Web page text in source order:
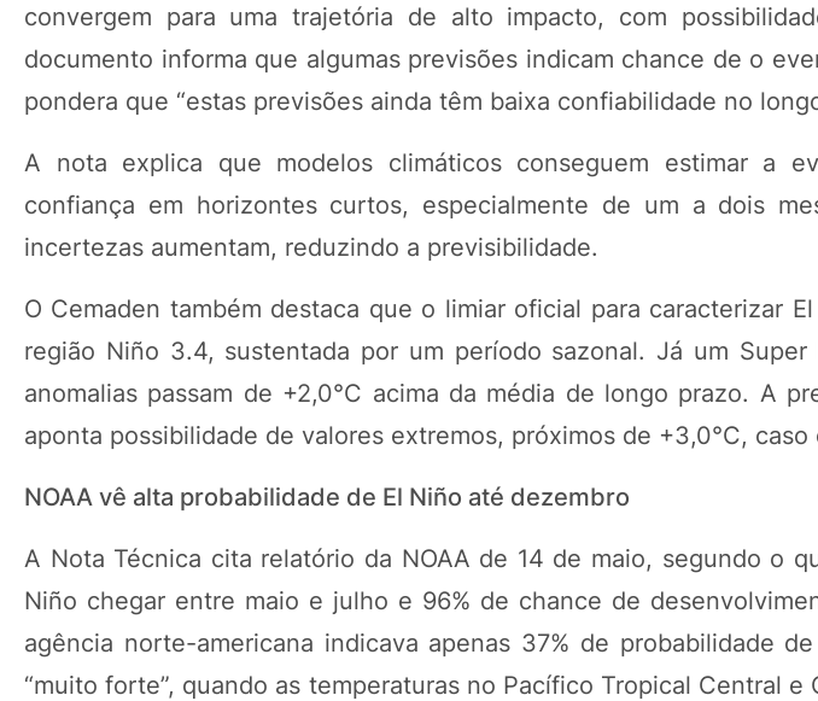
convergem para uma trajetória de alto impacto, com
documento informa que algumas previsões indicam chance de o
pondera que “estas previsões ainda têm baixa confiabilidade no
A nota explica que modelos climáticos conseguem estimar a
confiança em horizontes curtos, especialmente de um a dois
incertezas aumentam, reduzindo a previsibilidade.
O Cemaden também destaca que o limiar oficial para caracterizar
região Niño 3.4, sustentada por um período sazonal. Já um
anomalias passam de +2,0°C acima da média de longo prazo. A
aponta possibilidade de valores extremos, próximos de +3,0°C,
NOAA vê alta probabilidade de El Niño até dezembro
A Nota Técnica cita relatório da NOAA de 14 de maio, segundo o
Niño chegar entre maio e julho e 96% de chance de
agência norte-americana indicava apenas 37% de probabilidade
“muito forte”, quando as temperaturas no Pacífico Tropical Central e